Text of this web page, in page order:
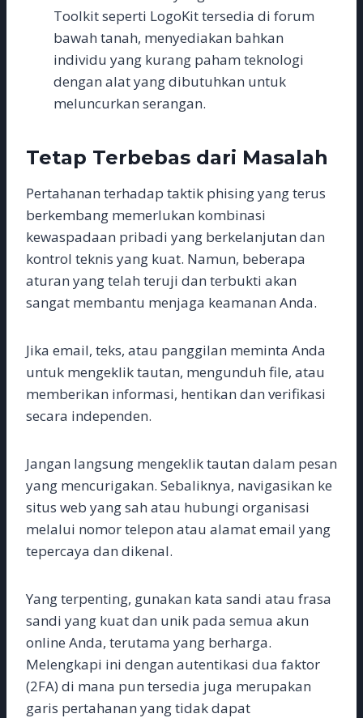
Toolkit seperti LogoKit tersedia di forum
bawah tanah, menyediakan bahkan
individu yang kurang paham teknologi
dengan alat yang dibutuhkan untuk
meluncurkan serangan.
Tetap Terbebas dari Masalah
Pertahanan terhadap taktik phising yang terus
berkembang memerlukan kombinasi
kewaspadaan pribadi yang berkelanjutan dan
kontrol teknis yang kuat. Namun, beberapa
aturan yang telah teruji dan terbukti akan
sangat membantu menjaga keamanan Anda.
Jika email, teks, atau panggilan meminta Anda
untuk mengeklik tautan, mengunduh file, atau
memberikan informasi, hentikan dan verifikasi
secara independen.
Jangan langsung mengeklik tautan dalam pesan
yang mencurigakan. Sebaliknya, navigasikan ke
situs web yang sah atau hubungi organisasi
melalui nomor telepon atau alamat email yang
tepercaya dan dikenal.
Yang terpenting, gunakan kata sandi atau frasa
sandi yang kuat dan unik pada semua akun
online Anda, terutama yang berharga.
Melengkapi ini dengan autentikasi dua faktor
(2FA) di mana pun tersedia juga merupakan
garis pertahanan yang tidak dapat